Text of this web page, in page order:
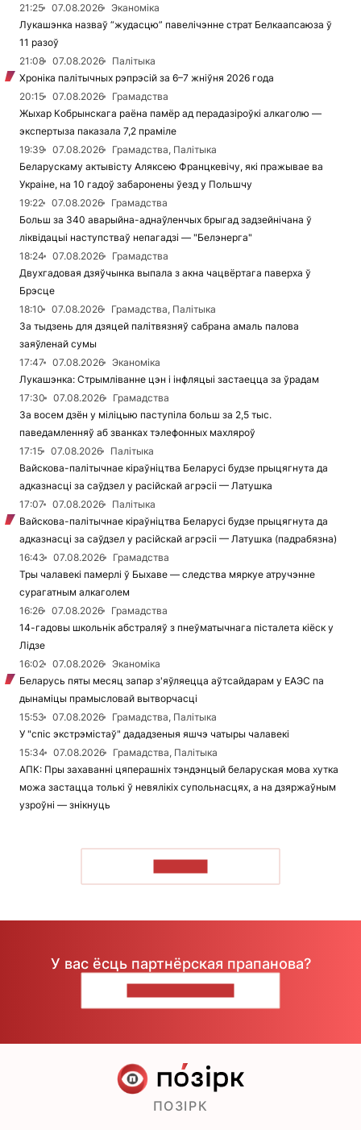
21:25 07.08.2026
Эканоміка
Лукашэнка назваў “жудасцю” павелічэнне страт Белкаапсаюза ў
11 разоў
21:08
07.08.2026
Палітыка
Хроніка палітычных рэпрэсій за 6–7 жніўня 2026 года
20:15
07.08.2026
Грамадства
Жыхар Кобрынскага раёна памёр ад перадазіроўкі алкаголю —
экспертыза паказала 7,2 праміле
19:39
07.08.2026
Грамадства, Палітыка
Беларускаму актывісту Аляксею Францкевічу, які пражывае ва
Украіне, на 10 гадоў забаронены ўезд у Польшчу
19:22
07.08.2026
Грамадства
Больш за 340 аварыйна-аднаўленчых брыгад задзейнічана ў
ліквідацыі наступстваў непагадзі — "Белэнерга"
18:24
07.08.2026
Грамадства
Двухгадовая дзяўчынка выпала з акна чацвёртага паверха ў
Брэсце
18:10
07.08.2026
Грамадства, Палітыка
За тыдзень для дзяцей палітвязняў сабрана амаль палова
заяўленай сумы
17:47
07.08.2026
Эканоміка
Лукашэнка: Стрымліванне цэн і інфляцыі застаецца за ўрадам
17:30
07.08.2026
Грамадства
За восем дзён у міліцыю паступіла больш за 2,5 тыс.
паведамленняў аб званках тэлефонных махляроў
17:15
07.08.2026
Палітыка
Вайскова-палітычнае кіраўніцтва Беларусі будзе прыцягнута да
адказнасці за саўдзел у расійскай агрэсіі — Латушка
17:07
07.08.2026
Палітыка
Вайскова-палітычнае кіраўніцтва Беларусі будзе прыцягнута да
адказнасці за саўдзел у расійскай агрэсіі — Латушка (падрабязна)
16:43
07.08.2026
Грамадства
Тры чалавекі памерлі ў Быхаве — следства мяркуе атручэнне
сурагатным алкаголем
16:26
07.08.2026
Грамадства
14-гадовы школьнік абстраляў з пнеўматычнага пісталета кіёск у
Лідзе
16:02
07.08.2026
Эканоміка
Беларусь пяты месяц запар з'яўляецца аўтсайдарам у ЕАЭС па
дынаміцы прамысловай вытворчасці
15:53
07.08.2026
Грамадства, Палітыка
У "спіс экстрэмістаў" дададзеныя яшчэ чатыры чалавекі
15:34
07.08.2026
Грамадства, Палітыка
АПК: Пры захаванні цяперашніх тэндэнцый беларуская мова хутка
можа застацца толькі ў невялікіх супольнасцях, а на дзяржаўным
узроўні — знікнуць
У вас ёсць партнёрская прапанова?
ПОЗІРК